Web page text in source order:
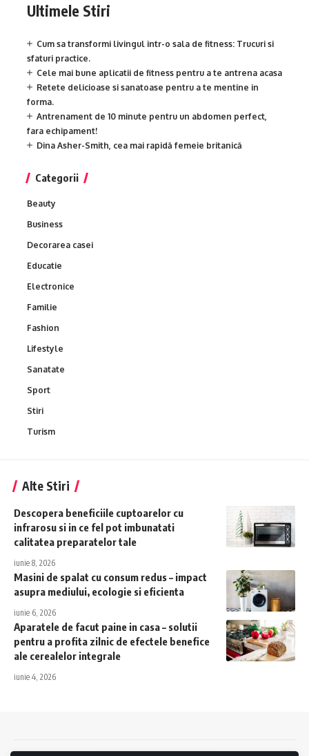
Ultimele Stiri
Cum sa transformi livingul intr-o sala de fitness: Trucuri si
sfaturi practice.
Cele mai bune aplicatii de fitness pentru a te antrena acasa
Retete delicioase si sanatoase pentru a te mentine in
forma.
Antrenament de 10 minute pentru un abdomen perfect,
fara echipament!
Dina Asher-Smith, cea mai rapidă femeie britanică
Categorii
Beauty
Business
Decorarea casei
Educatie
Electronice
Familie
Fashion
Lifestyle
Sanatate
Sport
Stiri
Turism
Alte Stiri
Descopera beneficiile cuptoarelor cu
infrarosu si in ce fel pot imbunatati
calitatea preparatelor tale
iunie 8, 2026
Masini de spalat cu consum redus – impact
asupra mediului, ecologie si eficienta
iunie 6, 2026
Aparatele de facut paine in casa – solutii
pentru a profita zilnic de efectele benefice
ale cerealelor integrale
iunie 4, 2026